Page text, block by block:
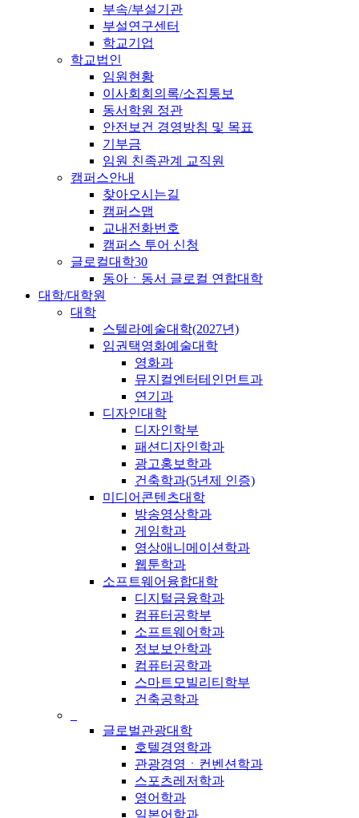
부속/부설기관
부설연구센터
학교기업
학교법인
임원현황
이사회회의록/소집통보
동서학원 정관
안전보건 경영방침 및 목표
기부금
임원 친족관계 교직원
캠퍼스안내
찾아오시는길
캠퍼스맵
교내전화번호
캠퍼스 투어 신청
글로컬대학30
동아ㆍ동서 글로컬 연합대학
대학/대학원
대학
스텔라예술대학(2027년)
임권택영화예술대학
영화과
뮤지컬엔터테인먼트과
연기과
디자인대학
디자인학부
패션디자인학과
광고홍보학과
건축학과(5년제 인증)
미디어콘텐츠대학
방송영상학과
게임학과
영상애니메이션학과
웹툰학과
소프트웨어융합대학
디지털금융학과
컴퓨터공학부
소프트웨어학과
정보보안학과
컴퓨터공학과
스마트모빌리티학부
건축공학과
글로벌관광대학
호텔경영학과
관광경영ㆍ컨벤션학과
스포츠레저학과
영어학과
일본어학과